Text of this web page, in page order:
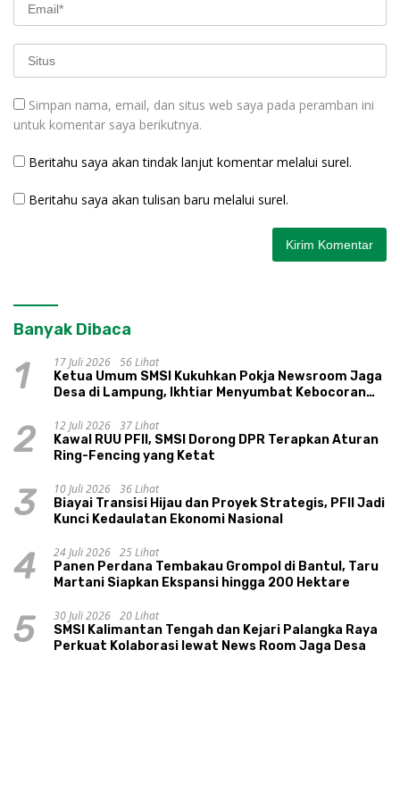
Simpan nama, email, dan situs web saya pada peramban ini
untuk komentar saya berikutnya.
Beritahu saya akan tindak lanjut komentar melalui surel.
Beritahu saya akan tulisan baru melalui surel.
Banyak Dibaca
1 17 Juli 2026 56 Lihat
Ketua Umum SMSI Kukuhkan Pokja Newsroom Jaga
Desa di Lampung, Ikhtiar Menyumbat Kebocoran
2 12 Juli 2026 37 Lihat
Kawal RUU PFII, SMSI Dorong DPR Terapkan Aturan
Ring-Fencing yang Ketat
3 10 Juli 2026 36 Lihat
Biayai Transisi Hijau dan Proyek Strategis, PFII Jadi
Kunci Kedaulatan Ekonomi Nasional
4 24 Juli 2026 25 Lihat
Panen Perdana Tembakau Grompol di Bantul, Taru
Martani Siapkan Ekspansi hingga 200 Hektare
5 30 Juli 2026 20 Lihat
SMSI Kalimantan Tengah dan Kejari Palangka Raya
Perkuat Kolaborasi lewat News Room Jaga Desa